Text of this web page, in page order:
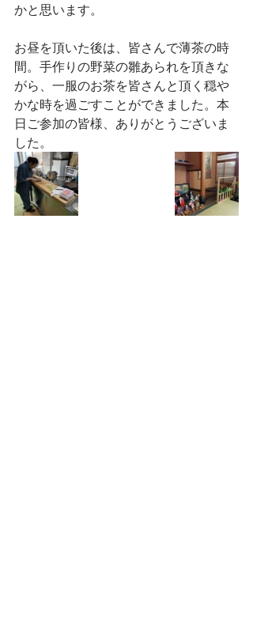
かと思います。
お昼を頂いた後は、皆さんで薄茶の時
間。手作りの野菜の雛あられを頂きな
がら、一服のお茶を皆さんと頂く穏や
かな時を過ごすことができました。本
日ご参加の皆様、ありがとうございま
した。